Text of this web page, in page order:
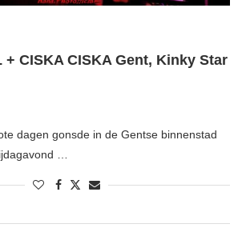
+ CISKA CISKA Gent, Kinky Star
dagen gonsde in de Gentse binnenstad
…